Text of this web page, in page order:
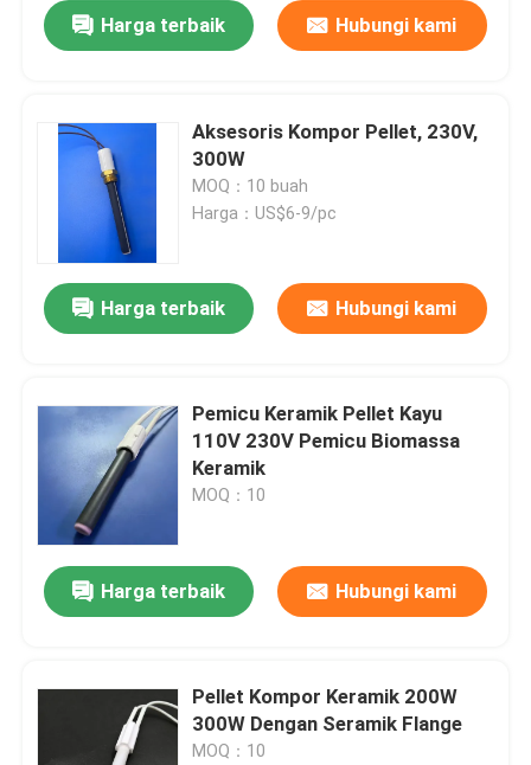
Harga terbaik Hubungi kami
Aksesoris Kompor Pellet, 230V,
300W
MOQ：10 buah
Harga：US$6-9/pc
Harga terbaik Hubungi kami
Pemicu Keramik Pellet Kayu
110V 230V Pemicu Biomassa
Keramik
MOQ：10
Harga terbaik Hubungi kami
Pellet Kompor Keramik 200W
300W Dengan Seramik Flange
MOQ：10